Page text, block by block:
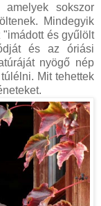
sokszor
Mindegyik
"imádott és gyűlölt
és az óriási
nyögő nép
Mit tehettek